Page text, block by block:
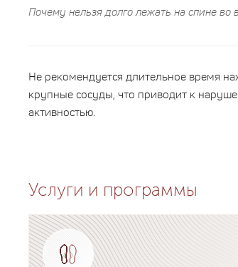
Почему нельзя долго лежать на спине во
Не рекомендуется длительное время
крупные сосуды, что приводит к
активностью.
Услуги и программы